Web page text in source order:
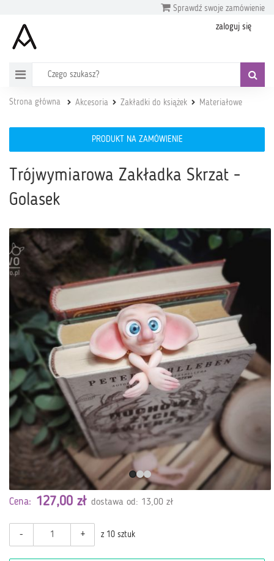
Sprawdź swoje zamówienie
zaloguj się
Strona główna Akcesoria Zakładki do książek Materiałowe
PRODUKT NA ZAMÓWIENIE
Trójwymiarowa Zakładka Skrzat -
Golasek
Cena: 127,00 zł dostawa od: 13,00 zł
- + z 10 sztuk